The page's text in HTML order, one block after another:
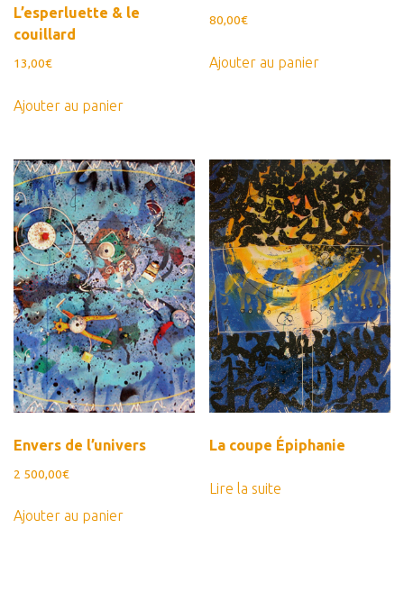
L’esperluette & le
couillard
13,00€
Ajouter au panier
80,00€
Ajouter au panier
Envers de l’univers
2 500,00€
Ajouter au panier
La coupe Épiphanie
Lire la suite